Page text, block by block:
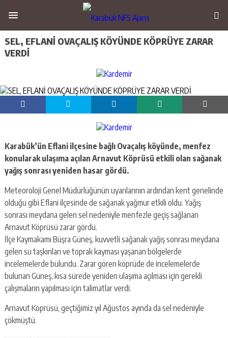
SEL, EFLANİ OVAÇALIŞ KÖYÜNDE KÖPRÜYE ZARAR
VERDİ
Karabük’ün Eflani ilçesine bağlı Ovaçalış köyünde, menfez
konularak ulaşıma açılan Arnavut Köprüsü etkili olan sağanak
yağış sonrası yeniden hasar gördü.
Meteoroloji Genel Müdürlüğünün uyarılarının ardından kent genelinde
olduğu gibi Eflani ilçesinde de sağanak yağmur etkili oldu. Yağış
sonrası meydana gelen sel nedeniyle menfezle geçiş sağlanan
Arnavut Köprüsü zarar gördü.
İlçe Kaymakamı Büşra Güneş, kuvvetli sağanak yağış sonrası meydana
gelen su taşkınları ve toprak kayması yaşanan bölgelerde
incelemelerde bulundu. Zarar gören köprüde de incelemelerde
bulunan Güneş, kısa sürede yeniden ulaşıma açılması için gerekli
çalışmaların yapılması için talimatlar verdi.
Arnavut Köprüsü, geçtiğimiz yıl Ağustos ayında da sel nedeniyle
çökmüştü.